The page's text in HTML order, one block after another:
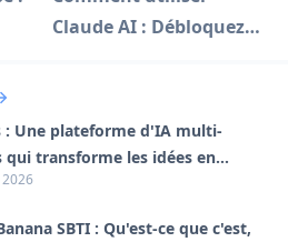
Claude AI : Débloquez
: Une plateforme d'IA multi-
qui transforme les idées en
prêts à être lancés
SBTI : Qu'est-ce que c'est,